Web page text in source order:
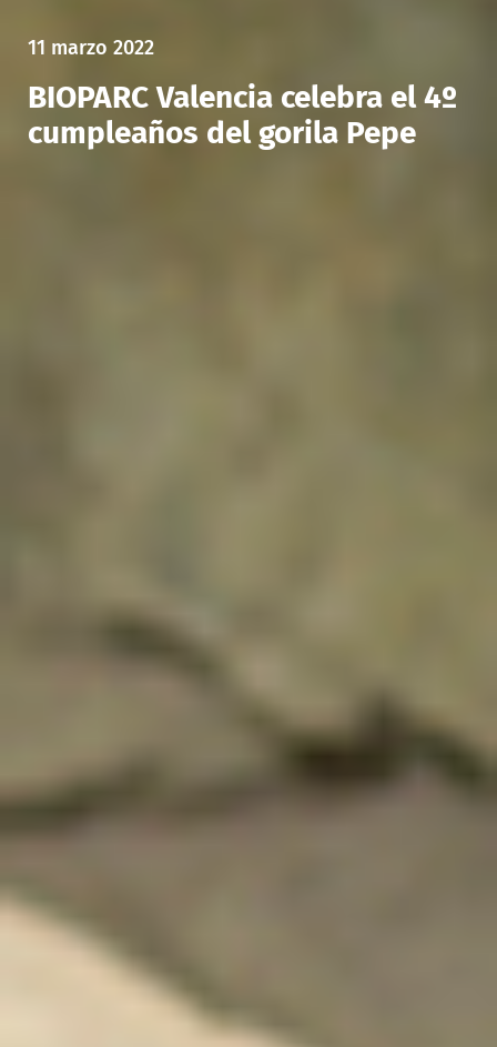
11 marzo 2022
BIOPARC Valencia celebra el 4º
cumpleaños del gorila Pepe